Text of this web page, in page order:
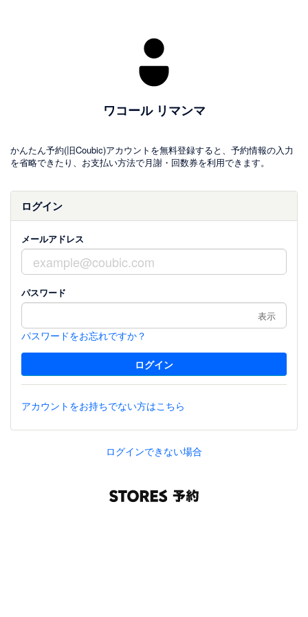
ワコール リマンマ
かんたん予約(旧Coubic)アカウントを無料登録すると、予約情報の入力
を省略できたり、お支払い方法で月謝・回数券を利用できます。
ログイン
メールアドレス
パスワード
表示
パスワードをお忘れですか？
アカウントをお持ちでない方はこちら
ログインできない場合